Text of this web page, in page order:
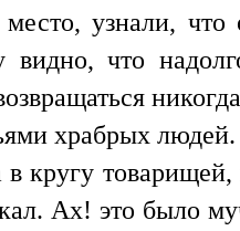
узнали,
видно, что
храбрых
кругу
Ах! это было